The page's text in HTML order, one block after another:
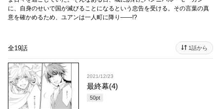
に、自身のせいで国が滅びることになるという忠告を受ける。その言葉の真
意を確かめるため、ユアンは一人町に降り――!?
全19話 1話から
2021/12/23
最終幕(4)
50pt